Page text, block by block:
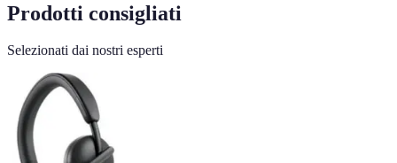
Prodotti consigliati
Selezionati dai nostri esperti